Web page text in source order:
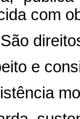
com
e